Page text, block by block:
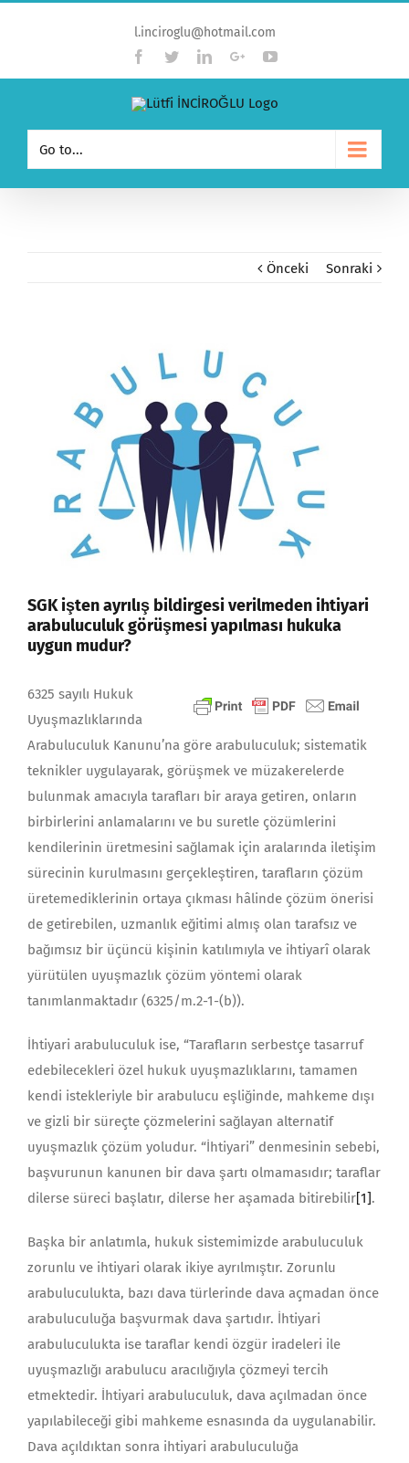
l.inciroglu@hotmail.com
Facebook
TwitterLinkedinGoogle+YouTube
Go to...
Önceki Sonraki
SGK işten ayrılış bildirgesi verilmeden ihtiyari
arabuluculuk görüşmesi yapılması hukuka
uygun mudur?
6325 sayılı Hukuk
Uyuşmazlıklarında
Arabuluculuk Kanunu’na göre arabuluculuk; sistematik
teknikler uygulayarak, görüşmek ve müzakerelerde
bulunmak amacıyla tarafları bir araya getiren, onların
birbirlerini anlamalarını ve bu suretle çözümlerini
kendilerinin üretmesini sağlamak için aralarında iletişim
sürecinin kurulmasını gerçekleştiren, tarafların çözüm
üretemediklerinin ortaya çıkması hâlinde çözüm önerisi
de getirebilen, uzmanlık eğitimi almış olan tarafsız ve
bağımsız bir üçüncü kişinin katılımıyla ve ihtiyarî olarak
yürütülen uyuşmazlık çözüm yöntemi olarak
tanımlanmaktadır (6325/m.2-1-(b)).
İhtiyari arabuluculuk ise, “Tarafların serbestçe tasarruf
edebilecekleri özel hukuk uyuşmazlıklarını, tamamen
kendi istekleriyle bir arabulucu eşliğinde, mahkeme dışı
ve gizli bir süreçte çözmelerini sağlayan alternatif
uyuşmazlık çözüm yoludur. “İhtiyari” denmesinin sebebi,
başvurunun kanunen bir dava şartı olmamasıdır; taraflar
dilerse süreci başlatır, dilerse her aşamada bitirebilir[1] .
Başka bir anlatımla, hukuk sistemimizde arabuluculuk
zorunlu ve ihtiyari olarak ikiye ayrılmıştır. Zorunlu
arabuluculukta, bazı dava türlerinde dava açmadan önce
arabuluculuğa başvurmak dava şartıdır. İhtiyari
arabuluculukta ise taraflar kendi özgür iradeleri ile
uyuşmazlığı arabulucu aracılığıyla çözmeyi tercih
etmektedir. İhtiyari arabuluculuk, dava açılmadan önce
yapılabileceği gibi mahkeme esnasında da uygulanabilir.
Dava açıldıktan sonra ihtiyari arabuluculuğa